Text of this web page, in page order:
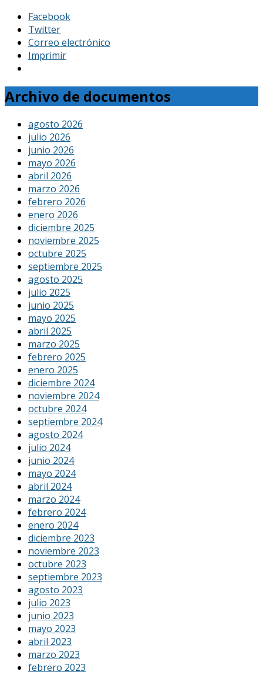
Facebook
Twitter
Correo electrónico
Imprimir
Archivo de documentos
agosto 2026
julio 2026
junio 2026
mayo 2026
abril 2026
marzo 2026
febrero 2026
enero 2026
diciembre 2025
noviembre 2025
octubre 2025
septiembre 2025
agosto 2025
julio 2025
junio 2025
mayo 2025
abril 2025
marzo 2025
febrero 2025
enero 2025
diciembre 2024
noviembre 2024
octubre 2024
septiembre 2024
agosto 2024
julio 2024
junio 2024
mayo 2024
abril 2024
marzo 2024
febrero 2024
enero 2024
diciembre 2023
noviembre 2023
octubre 2023
septiembre 2023
agosto 2023
julio 2023
junio 2023
mayo 2023
abril 2023
marzo 2023
febrero 2023